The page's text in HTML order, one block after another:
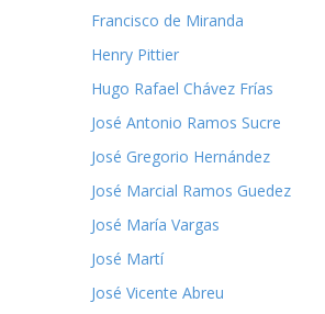
Francisco de Miranda
Henry Pittier
Hugo Rafael Chávez Frías
José Antonio Ramos Sucre
José Gregorio Hernández
José Marcial Ramos Guedez
José María Vargas
José Martí
José Vicente Abreu